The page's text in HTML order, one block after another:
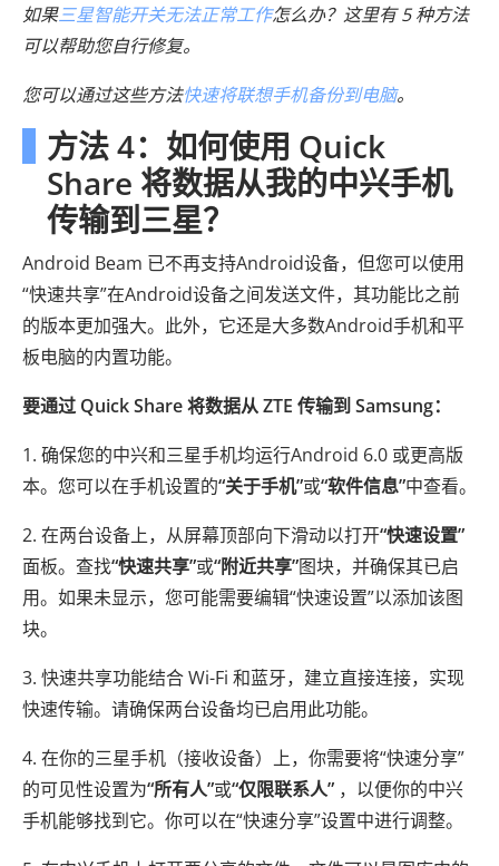
如果三星智能开关无法正常工作怎么办？这里有 5 种方法
可以帮助您自行修复。
您可以通过这些方法快速将联想手机备份到电脑。
方法 4：如何使用 Quick
Share 将数据从我的中兴手机
传输到三星？
Android Beam 已不再支持Android设备，但您可以使用
“快速共享”在Android设备之间发送文件，其功能比之前
的版本更加强大。此外，它还是大多数Android手机和平
板电脑的内置功能。
要通过 Quick Share 将数据从 ZTE 传输到 Samsung：
1. 确保您的中兴和三星手机均运行Android 6.0 或更高版
本。您可以在手机设置的“关于手机”或“软件信息”中查看。
2. 在两台设备上，从屏幕顶部向下滑动以打开“快速设置”
面板。查找“快速共享”或“附近共享”图块，并确保其已启
用。如果未显示，您可能需要编辑“快速设置”以添加该图
块。
3. 快速共享功能结合 Wi-Fi 和蓝牙，建立直接连接，实现
快速传输。请确保两台设备均已启用此功能。
4. 在你的三星手机（接收设备）上，你需要将“快速分享”
的可见性设置为“所有人”或“仅限联系人” ，以便你的中兴
手机能够找到它。你可以在“快速分享”设置中进行调整。